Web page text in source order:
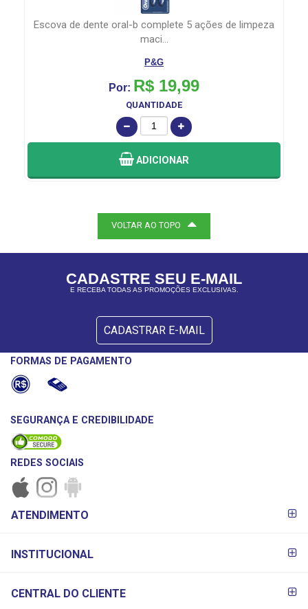
escova de dente oral-b complete 5 ações de limpeza
maci...
P&G
Por: R$ 19,99
QUANTIDADE
ADICIONAR
VOLTAR AO TOPO
CADASTRE SEU E-MAIL
E RECEBA TODAS AS PROMOÇÕES EXCLUSIVAS.
CADASTRAR E-MAIL
FORMAS DE PAGAMENTO
SEGURANÇA E CREDIBILIDADE
REDES SOCIAIS
PAGAMENTO
ATENDIMENTO
INSTITUCIONAL
CENTRAL DO CLIENTE